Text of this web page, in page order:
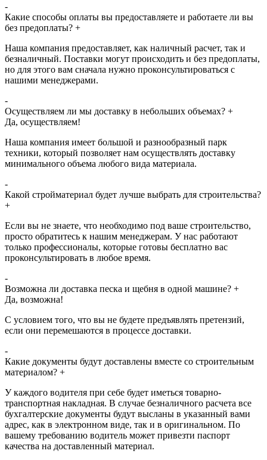
-
Какие способы оплаты вы предоставляете и работаете ли вы
без предоплаты? +
Наша компания предоставляет, как наличный расчет, так и
безналичный. Поставки могут происходить и без предоплаты,
но для этого вам сначала нужно проконсультироваться с
нашими менеджерами.
-
Осуществляем ли мы доставку в небольших объемах? +
Да, осуществляем!
Наша компания имеет большой и разнообразный парк
техники, который позволяет нам осуществлять доставку
минимального объема любого вида материала.
-
Какой стройматериал будет лучше выбрать для строительства?
+
Если вы не знаете, что необходимо под ваше строительство,
просто обратитесь к нашим менеджерам. У нас работают
только профессионалы, которые готовы бесплатно вас
проконсультировать в любое время.
-
Возможна ли доставка песка и щебня в одной машине? +
Да, возможна!
С условием того, что вы не будете предъявлять претензий,
если они перемешаются в процессе доставки.
-
Какие документы будут доставлены вместе со строительным
материалом? +
У каждого водителя при себе будет иметься товарно-
транспортная накладная. В случае безналичного расчета все
бухгалтерские документы будут высланы в указанный вами
адрес, как в электронном виде, так и в оригинальном. По
вашему требованию водитель может привезти паспорт
качества на доставленный материал.